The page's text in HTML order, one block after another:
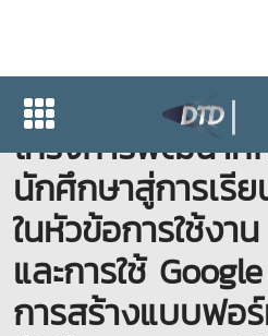
ศูนย์เทคโนโลยีสา
โครงการพัฒนาศั
นักศึกษาสู่การเรี
ในหัวข้อการใช้งา
และการใช้
การสร้างแบบฟอ